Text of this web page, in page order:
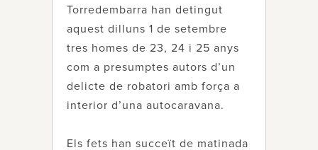
Torredembarra han detingut
aquest dilluns 1 de setembre
tres homes de 23, 24 i 25 anys
com a presumptes autors d’un
delicte de robatori amb força a
interior d’una autocaravana.
Els fets han succeït de matinada